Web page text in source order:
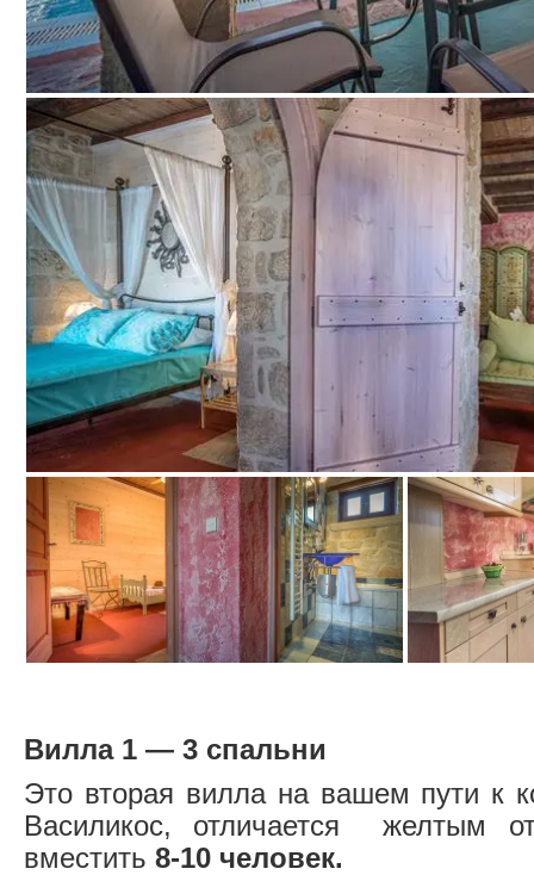
Вилла 1 — 3 спальни
Это вторая вилла на вашем пути к
Василикос, отличается желтым
вместить 8-10 человек.